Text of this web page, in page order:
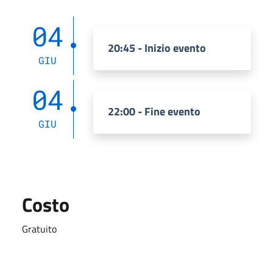
04
GIU
20:45 - Inizio evento
04
GIU
22:00 - Fine evento
Costo
Gratuito